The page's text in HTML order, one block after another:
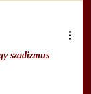
szadizmus